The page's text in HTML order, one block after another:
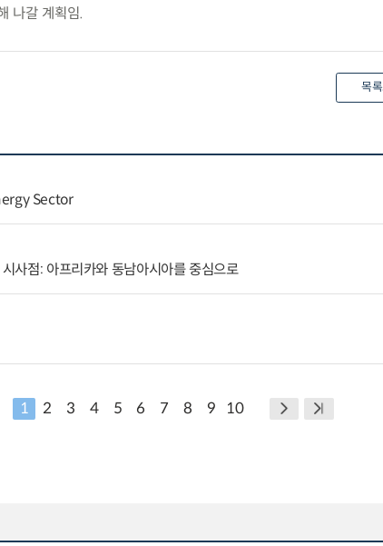
나갈 계획임.
목록
Sector
사점: 아프리카와 동남아시아를 중심으로
1 2 3 4 5 6 7 8 9 10